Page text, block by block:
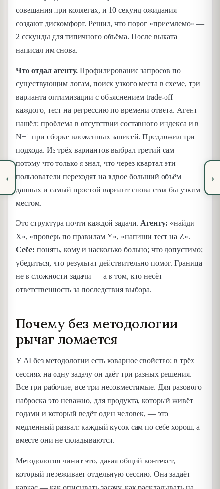
‹
совещания при коллегах, и 10 секунд ожидания
создают дискомфорт. Решил, что порог «приемлемо» —
2 секунды для типичного объёма. После выката
написал им снова.
Что отдал агенту. Профилирование запросов по
существующим логам, поиск узкого места в схеме, три
варианта оптимизации с объяснением trade-off
каждого, тест на регрессию по времени ответа. Агент
нашёл: проблема в отсутствии составного индекса и в
N+1 при сборке вложенных записей. Предложил три
подхода. Из трёх вариантов выбрал третий сам —
потому что только я знал, что через квартал эти
пользователи переходят на вдвое больший объём
данных и самый простой вариант снова стал бы узким
местом.
Это структура почти каждой задачи. Агенту: «найди
X», «проверь по правилам Y», «напиши тест на Z».
Себе: понять, кому и насколько больно; что допустимо;
убедиться, что результат действительно помог. Граница
не в сложности задачи — а в том, кто несёт
ответственность за последствия выбора.
Почему без методологии
рычаг ломается
У AI без методологии есть коварное свойство: в трёх
сессиях на одну задачу он даёт три разных решения.
Все три рабочие, все три несовместимые. Для разового
наброска это неважно, для продукта, который живёт
годами и который ведёт один человек, — это
медленный развал: каждый кусок сам по себе хорош, а
вместе они не складываются.
Методология чинит это, давая общий контекст,
который переживает отдельную сессию. Она задаёт
каркас — как описывать задачу, как раскладывать на
›